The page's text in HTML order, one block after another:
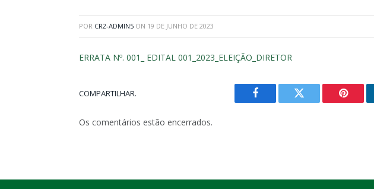
POR CR2-ADMIN5 ON 19 DE JUNHO DE 2023
ERRATA Nº. 001_ EDITAL 001_2023_ELEIÇÃO_DIRETOR
COMPARTILHAR.
Facebook Twitter
Os comentários estão encerrados.